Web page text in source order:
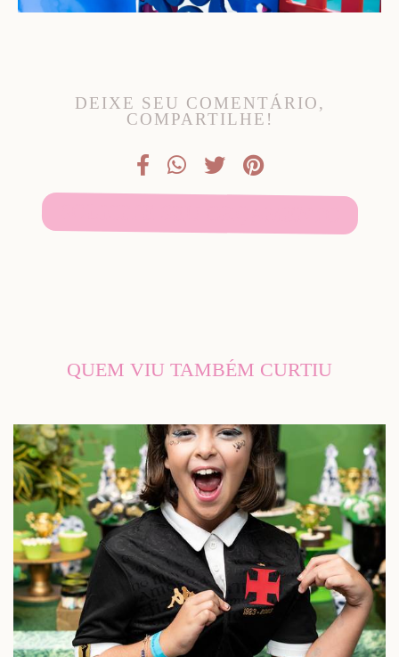
DEIXE SEU COMENTÁRIO,
COMPARTILHE!
QUEM VIU TAMBÉM CURTIU